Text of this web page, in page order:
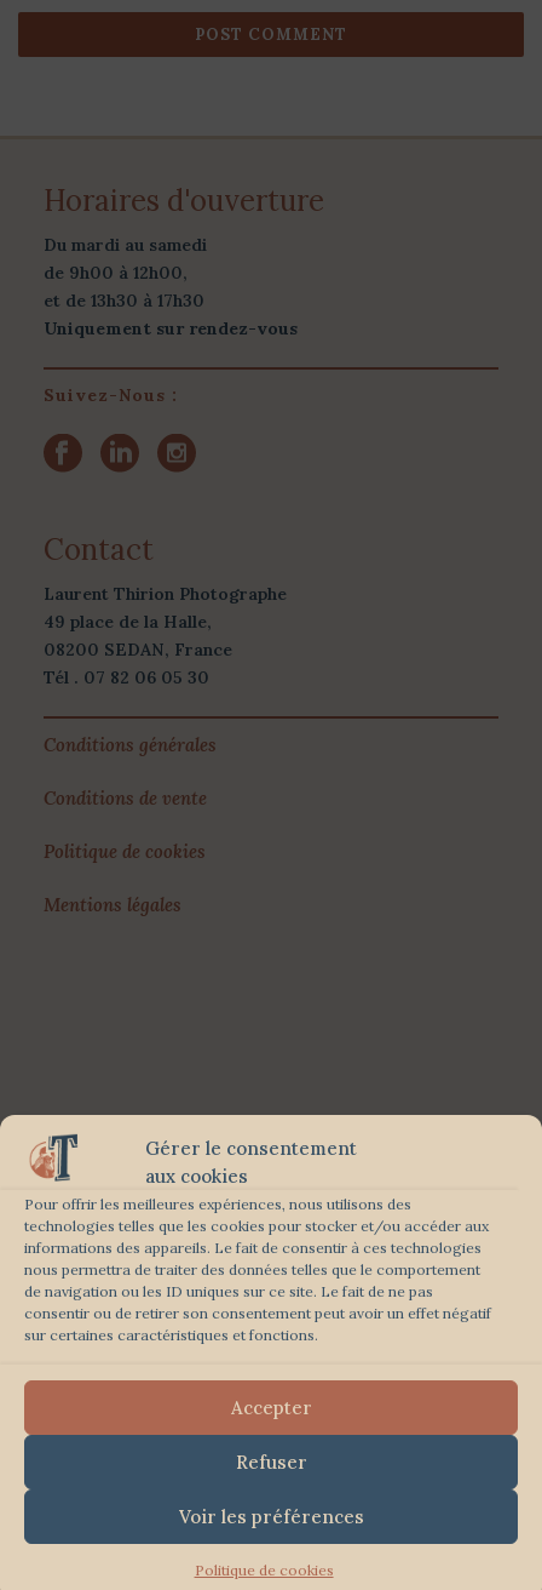
Gérer le consentement
aux cookies
Pour offrir les meilleures expériences, nous utilisons des
technologies telles que les cookies pour stocker et/ou accéder aux
informations des appareils. Le fait de consentir à ces technologies
nous permettra de traiter des données telles que le comportement
de navigation ou les ID uniques sur ce site. Le fait de ne pas
consentir ou de retirer son consentement peut avoir un effet négatif
sur certaines caractéristiques et fonctions.
Accepter
Refuser
Voir les préférences
Politique de cookies
Horaires d'ouverture
Du mardi au samedi
de 9h00 à 12h00,
et de 13h30 à 17h30
Uniquement sur rendez-vous
Suivez-Nous :
Contact
Laurent Thirion Photographe
49 place de la Halle,
08200 SEDAN, France
Tél . 07 82 06 05 30
Conditions générales
Conditions de vente
Politique de cookies
Mentions légales